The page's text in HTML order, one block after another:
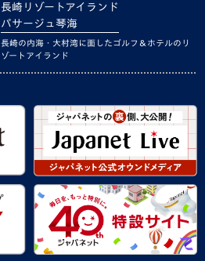
長崎リゾートアイランド
パサージュ琴海
長崎の内海・大村湾に面したゴルフ＆ホテルのリ
ゾートアイランド